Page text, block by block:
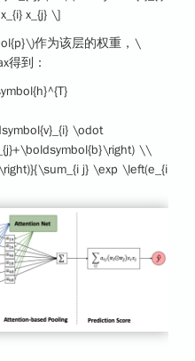
x_{j} \]
作为该层的权重， \
得到：
\odot
\\
j} \exp \left(e_{i